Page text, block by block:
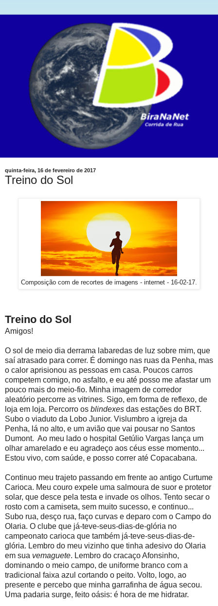
quinta-feira, 16 de fevereiro de 2017
Treino do Sol
Composição com de recortes de imagens - internet - 16-02-17.
Treino do Sol
Amigos!
O sol de meio dia derrama labaredas de luz sobre mim, que
saí atrasado para correr. É domingo nas ruas da Penha, mas
o calor aprisionou as pessoas em casa. Poucos carros
competem comigo, no asfalto, e eu até posso me afastar um
pouco mais do meio-fio. Minha imagem de corredor
aleatório percorre as vitrines. Sigo, em forma de reflexo, de
loja em loja. Percorro os blindexes das estações do BRT.
Subo o viaduto da Lobo Junior. Vislumbro a igreja da
Penha, lá no alto, e um avião que vai pousar no Santos
Dumont. Ao meu lado o hospital Getúlio Vargas lança um
olhar amarelado e eu agradeço aos céus esse momento...
Estou vivo, com saúde, e posso correr até Copacabana.
Continuo meu trajeto passando em frente ao antigo Curtume
Carioca. Meu couro expele uma salmoura de suor e protetor
solar, que desce pela testa e invade os olhos. Tento secar o
rosto com a camiseta, sem muito sucesso, e continuo...
Subo rua, desço rua, faço curvas e deparo com o Campo do
Olaria. O clube que já-teve-seus-dias-de-glória no
campeonato carioca que também já-teve-seus-dias-de-
glória. Lembro do meu vizinho que tinha adesivo do Olaria
em sua vemaguete. Lembro do cracaço Afonsinho,
dominando o meio campo, de uniforme branco com a
tradicional faixa azul cortando o peito. Volto, logo, ao
presente e percebo que minha garrafinha de água secou.
Uma padaria surge, feito oásis: é hora de me hidratar.